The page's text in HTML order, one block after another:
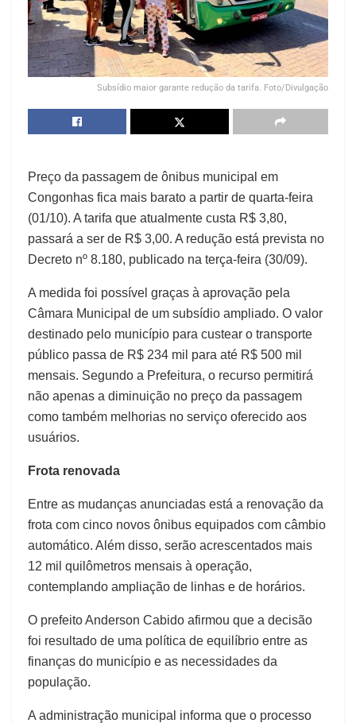
Subsídio maior garante redução da tarifa. Foto/Divulgação
Preço da passagem de ônibus municipal em
Congonhas fica mais barato a partir de quarta-feira
(01/10). A tarifa que atualmente custa R$ 3,80,
passará a ser de R$ 3,00. A redução está prevista no
Decreto nº 8.180, publicado na terça-feira (30/09).
A medida foi possível graças à aprovação pela
Câmara Municipal de um subsídio ampliado. O valor
destinado pelo município para custear o transporte
público passa de R$ 234 mil para até R$ 500 mil
mensais. Segundo a Prefeitura, o recurso permitirá
não apenas a diminuição no preço da passagem
como também melhorias no serviço oferecido aos
usuários.
Frota renovada
Entre as mudanças anunciadas está a renovação da
frota com cinco novos ônibus equipados com câmbio
automático. Além disso, serão acrescentados mais
12 mil quilômetros mensais à operação,
contemplando ampliação de linhas e de horários.
O prefeito Anderson Cabido afirmou que a decisão
foi resultado de uma política de equilíbrio entre as
finanças do município e as necessidades da
população.
A administração municipal informa que o processo